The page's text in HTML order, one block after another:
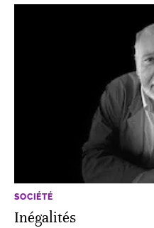
SOCIÉTÉ
Inégalités